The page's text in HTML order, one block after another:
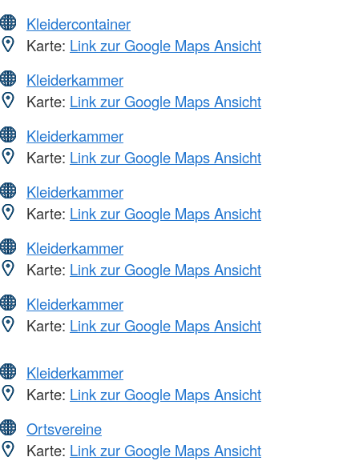
Kleidercontainer
Karte: Link zur Google Maps Ansicht
Kleiderkammer
Karte: Link zur Google Maps Ansicht
Kleiderkammer
Karte: Link zur Google Maps Ansicht
Kleiderkammer
Karte: Link zur Google Maps Ansicht
Kleiderkammer
Karte: Link zur Google Maps Ansicht
Kleiderkammer
Karte: Link zur Google Maps Ansicht
Kleiderkammer
Karte: Link zur Google Maps Ansicht
Ortsvereine
Karte: Link zur Google Maps Ansicht